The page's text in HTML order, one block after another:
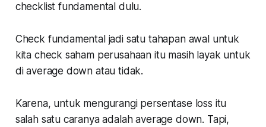
checklist fundamental dulu.
Check fundamental jadi satu tahapan awal untuk
kita check saham perusahaan itu masih layak untuk
di average down atau tidak.
Karena, untuk mengurangi persentase loss itu
salah satu caranya adalah average down. Tapi,